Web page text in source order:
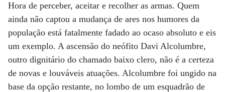
Hora de perceber, aceitar e recolher as armas. Quem
ainda não captou a mudança de ares nos humores da
população está fatalmente fadado ao ocaso absoluto e eis
um exemplo. A ascensão do neófito Davi Alcolumbre,
outro dignitário do chamado baixo clero, não é a certeza
de novas e louváveis atuações. Alcolumbre foi ungido na
base da opção restante, no lombo de um esquadrão de